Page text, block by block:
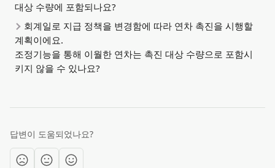
대상 수량에 포함되나요?
회계일로 지급 정책을 변경함에 따라 연차 촉진을 시행할
계획이에요.
조정기능을 통해 이월한 연차는 촉진 대상 수량으로 포함시
키지 않을 수 있나요?
답변이 도움되었나요?